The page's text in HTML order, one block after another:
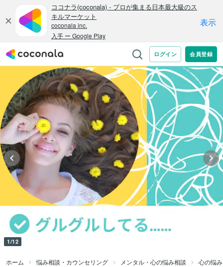
1/12
ホーム 悩み相談・カウンセリング メンタル・心の悩み相談 心の悩